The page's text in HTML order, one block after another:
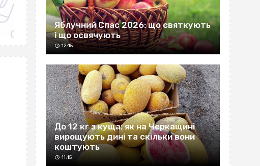
Яблучний Спас 2026: що святкують
і що освячують
12:15
До 12 кг з куща: як на Черкащині
вирощують дині та скільки вони
коштують
11:15